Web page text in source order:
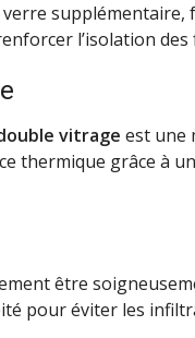
supplémentaire,
l’isolation
vitrage est une
thermique grâce à
être
pour éviter les